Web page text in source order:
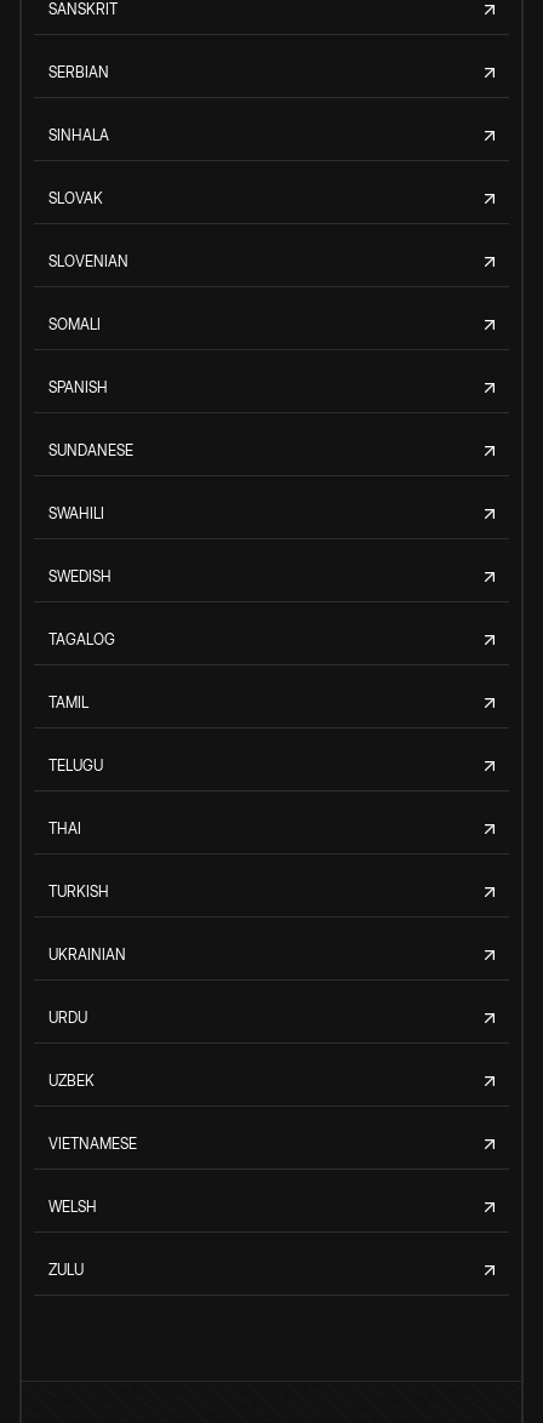
SANSKRIT
SERBIAN
SINHALA
SLOVAK
SLOVENIAN
SOMALI
SPANISH
SUNDANESE
SWAHILI
SWEDISH
TAGALOG
TAMIL
TELUGU
THAI
TURKISH
UKRAINIAN
URDU
UZBEK
VIETNAMESE
WELSH
ZULU